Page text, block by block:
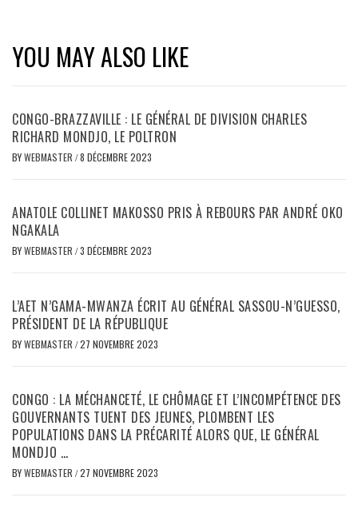
YOU MAY ALSO LIKE
CONGO-BRAZZAVILLE : LE GÉNÉRAL DE DIVISION CHARLES
RICHARD MONDJO, LE POLTRON
BYWEBMASTER /8 DÉCEMBRE 2023
ANATOLE COLLINET MAKOSSO PRIS À REBOURS PAR ANDRÉ OKO
NGAKALA
BYWEBMASTER /3 DÉCEMBRE 2023
L’AET N’GAMA-MWANZA ÉCRIT AU GÉNÉRAL SASSOU-N’GUESSO,
PRÉSIDENT DE LA RÉPUBLIQUE
BYWEBMASTER /27 NOVEMBRE 2023
CONGO : LA MÉCHANCETÉ, LE CHÔMAGE ET L’INCOMPÉTENCE DES
GOUVERNANTS TUENT DES JEUNES, PLOMBENT LES
POPULATIONS DANS LA PRÉCARITÉ ALORS QUE, LE GÉNÉRAL
MONDJO …
BYWEBMASTER /27 NOVEMBRE 2023